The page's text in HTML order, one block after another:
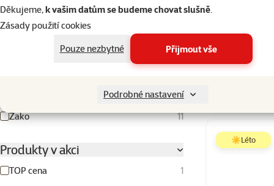
Děkujeme,k vašim datům se budeme chovat slušně.
Zásady použití cookies
Pouze nezbytné
Přijmout vše
Podrobné nastavení
Malý papoušek
19
Rozely
Střední papoušek
17
3
Žako
11
Produkty v akci
TOP cena
1
☀️Léto